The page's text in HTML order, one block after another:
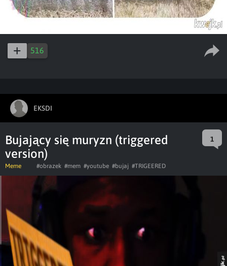
516
EKSDI
Bujający się muryzn (triggered
version)
1
Meme #obrazek #mem #youtube #bujaj #TRIGEERED